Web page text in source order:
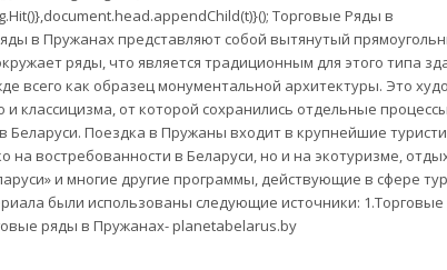
Торговые Ряды в
в Пружанах представляют собой вытянутый
ряды, что является традиционным для этого типа
всего как образец монументальной архитектуры. Это
и классицизма, от которой сохранились отдельные
Беларуси. Поездка в Пружаны входит в крупнейшие
на востребованности в Беларуси, но и на экотуризме,
и многие другие программы, действующие в сфере
были использованы следующие источники:
ряды в Пружанах- planetabelarus.by